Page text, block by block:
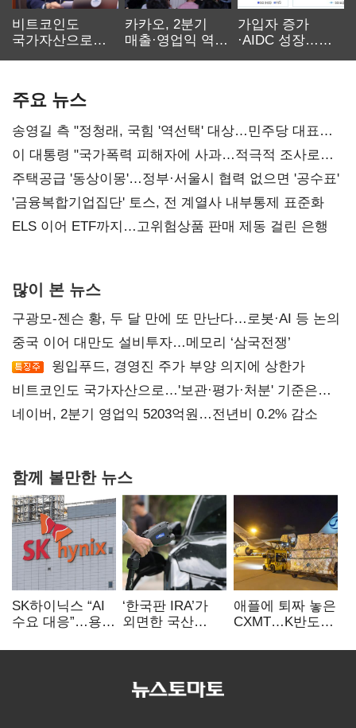
비트코인도
국가자산으로…'
카카오, 2분기
매출·영업익 역대
가입자 증가
·AIDC 성장…
주요 뉴스
송영길 측 "정청래, 국힘 '역선택' 대상…민주당 대표로
총선 지휘 못해"
이 대통령 "국가폭력 피해자에 사과…적극적 조사로
진실 밝혀야"
주택공급 '동상이몽'…정부·서울시 협력 없으면 '공수표'
'금융복합기업집단' 토스, 전 계열사 내부통제 표준화
ELS 이어 ETF까지…고위험상품 판매 제동 걸린 은행
많이 본 뉴스
구광모-젠슨 황, 두 달 만에 또 만난다…로봇·AI 등 논의
중국 이어 대만도 설비투자…메모리 ‘삼국전쟁’
윙입푸드, 경영진 주가 부양 의지에 상한가
비트코인도 국가자산으로…'보관·평가·처분' 기준은
숙제
네이버, 2분기 영업익 5203억원…전년비 0.2% 감소
함께 볼만한 뉴스
SK하이닉스 “AI
수요 대응”…용인
투자
‘한국판 IRA’가
외면한 국산
실효성에 ‘의문’
애플에 퇴짜 놓은
CXMT…K반도체